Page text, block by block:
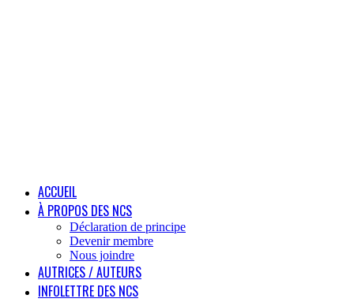
ACCUEIL
À PROPOS DES NCS
Déclaration de principe
Devenir membre
Nous joindre
AUTRICES / AUTEURS
INFOLETTRE DES NCS